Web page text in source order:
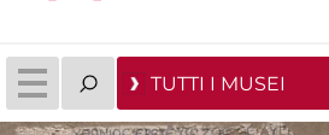
TUTTI I MUSEI